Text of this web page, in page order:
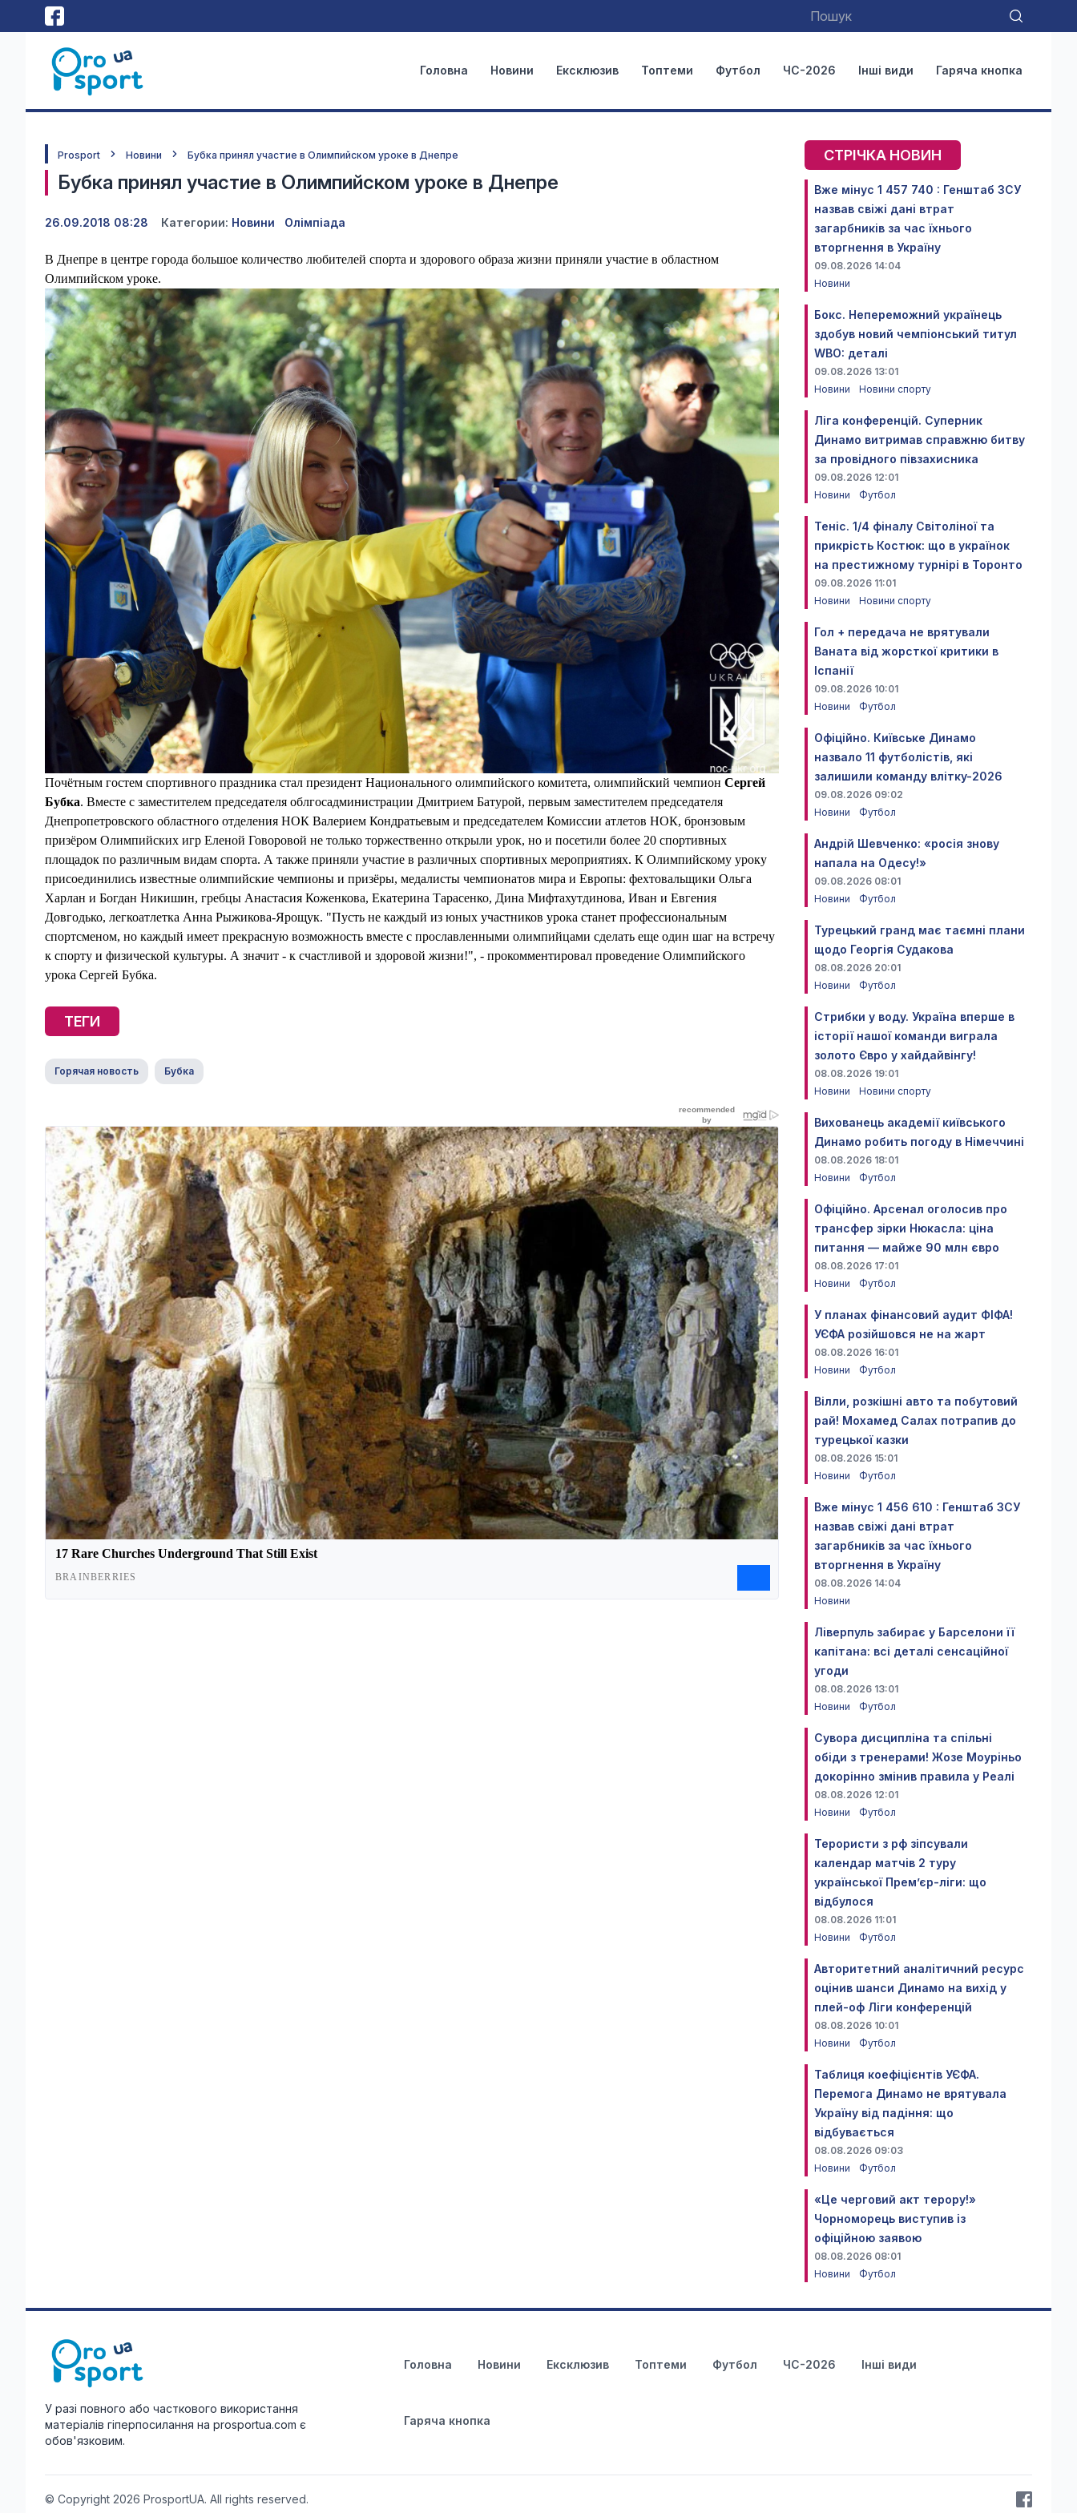
Головна Новини Ексклюзив Топтеми Футбол ЧС-2026 Інші види Гаряча кнопка
Prosport Новини Бубка принял участие в Олимпийском уроке в Днепре
Бубка принял участие в Олимпийском уроке в Днепре
26.09.2018 08:28 Категории: Новини Олімпіада
В Днепре в центре города большое количество любителей спорта и здорового образа жизни приняли участие в областном
Олимпийском уроке.
Почётным гостем спортивного праздника стал президент Национального олимпийского комитета, олимпийский чемпион Сергей
Бубка. Вместе с заместителем председателя облгосадминистрации Дмитрием Батурой, первым заместителем председателя
Днепропетровского областного отделения НОК Валерием Кондратьевым и председателем Комиссии атлетов НОК, бронзовым
призёром Олимпийских игр Еленой Говоровой не только торжественно открыли урок, но и посетили более 20 спортивных
площадок по различным видам спорта. А также приняли участие в различных спортивных мероприятиях. К Олимпийскому уроку
присоединились известные олимпийские чемпионы и призёры, медалисты чемпионатов мира и Европы: фехтовальщики Ольга
Харлан и Богдан Никишин, гребцы Анастасия Коженкова, Екатерина Тарасенко, Дина Мифтахутдинова, Иван и Евгения
Довгодько, легкоатлетка Анна Рыжикова-Ярощук. "Пусть не каждый из юных участников урока станет профессиональным
спортсменом, но каждый имеет прекрасную возможность вместе с прославленными олимпийцами сделать еще один шаг на встречу
к спорту и физической культуры. А значит - к счастливой и здоровой жизни!", - прокомментировал проведение Олимпийского
урока Сергей Бубка.
ТЕГИ
Горячая новость Бубка
СТРІЧКА НОВИН
Вже мінус 1 457 740 : Генштаб ЗСУ
назвав свіжі дані втрат
загарбників за час їхнього
вторгнення в Україну
09.08.2026 14:04
Новини
Бокс. Непереможний українець
здобув новий чемпіонський титул
WBO: деталі
09.08.2026 13:01
Новини
Новини спорту
Ліга конференцій. Суперник
Динамо витримав справжню битву
за провідного півзахисника
09.08.2026 12:01
Новини
Футбол
Теніс. 1/4 фіналу Світоліної та
прикрість Костюк: що в українок
на престижному турнірі в Торонто
09.08.2026 11:01
Новини
Новини спорту
Гол + передача не врятували
Ваната від жорсткої критики в
Іспанії
09.08.2026 10:01
Новини
Футбол
Офіційно. Київське Динамо
назвало 11 футболістів, які
залишили команду влітку-2026
09.08.2026 09:02
Новини
Футбол
Андрій Шевченко: «росія знову
напала на Одесу!»
09.08.2026 08:01
Новини
Футбол
Турецький гранд має таємні плани
щодо Георгія Судакова
08.08.2026 20:01
Новини
Футбол
Стрибки у воду. Україна вперше в
історії нашої команди виграла
золото Євро у хайдайвінгу!
08.08.2026 19:01
Новини
Новини спорту
Вихованець академії київського
Динамо робить погоду в Німеччині
08.08.2026 18:01
Новини
Футбол
Офіційно. Арсенал оголосив про
трансфер зірки Нюкасла: ціна
питання — майже 90 млн євро
08.08.2026 17:01
Новини
Футбол
У планах фінансовий аудит ФІФА!
УЄФА розійшовся не на жарт
08.08.2026 16:01
Новини
Футбол
Вілли, розкішні авто та побутовий
рай! Мохамед Салах потрапив до
турецької казки
08.08.2026 15:01
Новини
Футбол
Вже мінус 1 456 610 : Генштаб ЗСУ
назвав свіжі дані втрат
загарбників за час їхнього
вторгнення в Україну
08.08.2026 14:04
Новини
Ліверпуль забирає у Барселони її
капітана: всі деталі сенсаційної
угоди
08.08.2026 13:01
Новини
Футбол
Сувора дисципліна та спільні
обіди з тренерами! Жозе Моуріньо
докорінно змінив правила у Реалі
08.08.2026 12:01
Новини
Футбол
Терористи з рф зіпсували
календар матчів 2 туру
української Прем’єр-ліги: що
відбулося
08.08.2026 11:01
Новини
Футбол
Авторитетний аналітичний ресурс
оцінив шанси Динамо на вихід у
плей-оф Ліги конференцій
08.08.2026 10:01
Новини
Футбол
Таблиця коефіцієнтів УЄФА.
Перемога Динамо не врятувала
Україну від падіння: що
відбувається
08.08.2026 09:03
Новини
Футбол
«Це черговий акт терору!»
Чорноморець виступив із
офіційною заявою
08.08.2026 08:01
Новини
Футбол
У разі повного або часткового використання
матеріалів гіперпосилання на prosportua.com є
обов'язковим.
Головна Новини Ексклюзив Топтеми Футбол ЧС-2026 Інші види
Гаряча кнопка
© Copyright 2026 ProsportUA. All rights reserved.